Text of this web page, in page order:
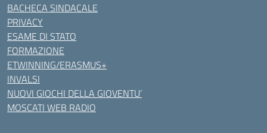
BACHECA SINDACALE
PRIVACY
ESAME DI STATO
FORMAZIONE
ETWINNING/ERASMUS+
INVALSI
NUOVI GIOCHI DELLA GIOVENTU’
MOSCATI WEB RADIO